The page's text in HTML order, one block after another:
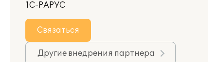
1С-РАРУС
Связаться
Другие внедрения партнера